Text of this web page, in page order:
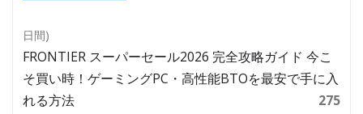
日間)
FRONTIER スーパーセール2026 完全攻略ガイド 今こ
そ買い時！ゲーミングPC・高性能BTOを最安で手に入
れる方法
275